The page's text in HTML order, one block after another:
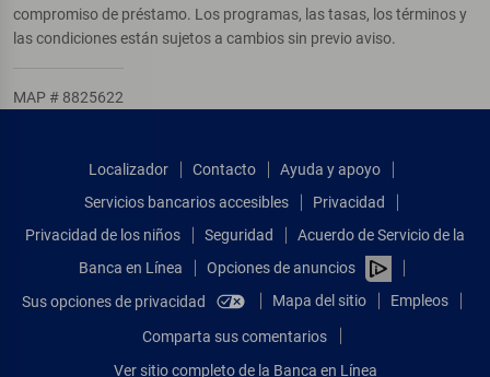
compromiso de préstamo. Los programas, las tasas, los términos y
las condiciones están sujetos a cambios sin previo aviso.
MAP # 8825622
Localizador Contacto
Ayuda y apoyo
Servicios bancarios accesibles
Privacidad
Privacidad de los niños
Seguridad
Acuerdo de Servicio de la
Banca en Línea
Opciones de anuncios
Sus opciones de privacidad
Mapa del sitio Empleos
Comparta sus comentarios
Ver sitio completo de la Banca en Línea